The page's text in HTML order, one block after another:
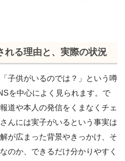
れる理由と、実際の状況
子供がいるのでは？」という噂
を中心によく見られます。で
道や本人の発信をくまなくチェ
んには実子がいるという事実は
が広まった背景やきっかけ、そ
のか、できるだけ分かりやすく